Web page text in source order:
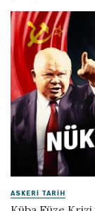
ASKERI TARIH